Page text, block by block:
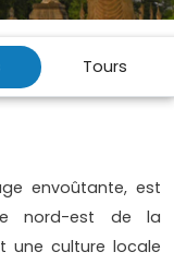
Tours
envoûtante, est
le nord-est de la
une culture locale